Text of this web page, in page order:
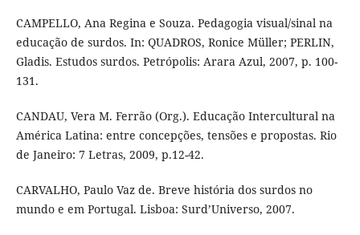
CAMPELLO, Ana Regina e Souza. Pedagogia visual/sinal na
educação de surdos. In: QUADROS, Ronice Müller; PERLIN,
Gladis. Estudos surdos. Petrópolis: Arara Azul, 2007, p. 100-
131.
CANDAU, Vera M. Ferrão (Org.). Educação Intercultural na
América Latina: entre concepções, tensões e propostas. Rio
de Janeiro: 7 Letras, 2009, p.12-42.
CARVALHO, Paulo Vaz de. Breve história dos surdos no
mundo e em Portugal. Lisboa: Surd’Universo, 2007.